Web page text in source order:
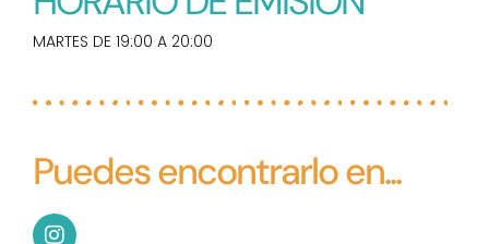
MARTES DE 19:00 A 20:00
Puedes encontrarlo en...